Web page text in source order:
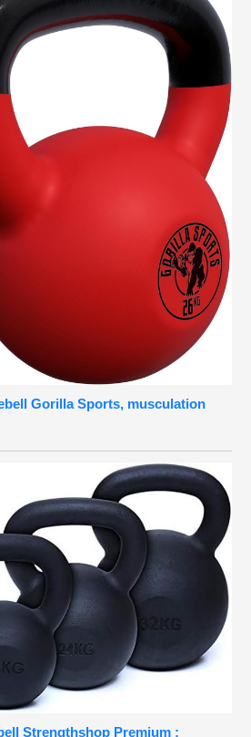
Gorilla Sports, musculation
Strengthshop Premium :